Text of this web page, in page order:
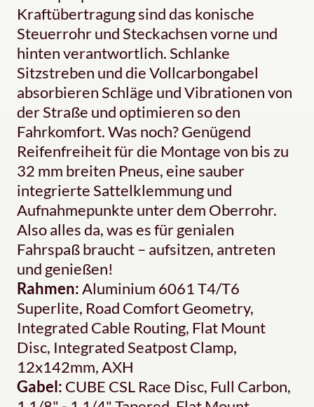
Kraftübertragung sind das konische
Steuerrohr und Steckachsen vorne und
hinten verantwortlich. Schlanke
Sitzstreben und die Vollcarbongabel
absorbieren Schläge und Vibrationen von
der Straße und optimieren so den
Fahrkomfort. Was noch? Genügend
Reifenfreiheit für die Montage von bis zu
32 mm breiten Pneus, eine sauber
integrierte Sattelklemmung und
Aufnahmepunkte unter dem Oberrohr.
Also alles da, was es für genialen
Fahrspaß braucht – aufsitzen, antreten
und genießen!
Rahmen:Aluminium 6061 T4/T6
Superlite, Road Comfort Geometry,
Integrated Cable Routing, Flat Mount
Disc, Integrated Seatpost Clamp,
12x142mm, AXH
Gabel: CUBE CSL Race Disc, Full Carbon,